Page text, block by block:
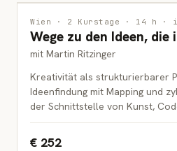
INTERDISZIPLINÄR
ERWACHSENE
Wien · 2 Kurstage · 14 h ·
Wege zu den Ideen,
mit Martin Ritzinger
Kreativität als strukturierbarer
Ideenfindung mit Mapping und
der Schnittstelle von Kunst,
€ 252